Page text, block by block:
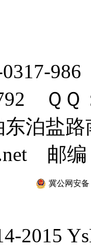
0317-
ＱＱ
东泊盐
邮编
冀公网安备
2015